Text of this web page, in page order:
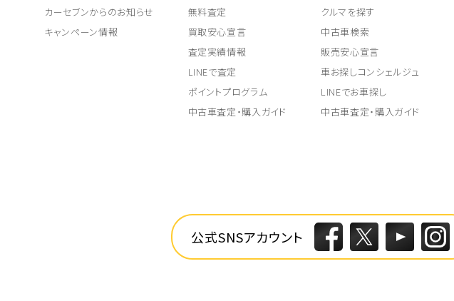
カーセブンからのお知らせ
キャンペーン情報
無料査定
買取安心宣言
査定実績情報
LINEで査定
ポイントプログラム
中古車査定・購入ガイド
クルマを探す
中古車検索
販売安心宣言
車お探しコンシェルジュ
LINEでお車探し
中古車査定・購入ガイド
公式SNSアカウント